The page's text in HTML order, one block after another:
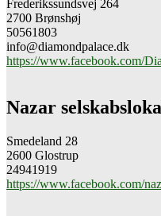
Frederikssundsvej 264
2700 Brønshøj
50561803
info@diamondpalace.dk
https://www.facebook.com/
Nazar
Smedeland 28
2600 Glostrup
24941919
https://www.facebook.com/